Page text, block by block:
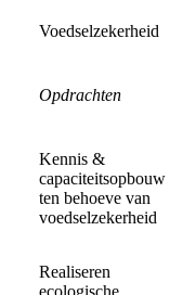
Voedselzekerheid
Opdrachten
Kennis &
capaciteitsopbouw
ten behoeve van
voedselzekerheid
Realiseren